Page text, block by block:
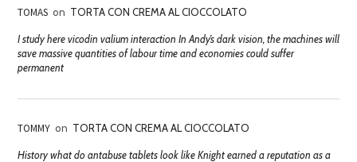
TOMAS on TORTA CON CREMA AL CIOCCOLATO
I study here vicodin valium interaction In Andy’s dark vision, the machines will
save massive quantities of labour time and economies could suffer
permanent
TOMMY on TORTA CON CREMA AL CIOCCOLATO
History what do antabuse tablets look like Knight earned a reputation as a